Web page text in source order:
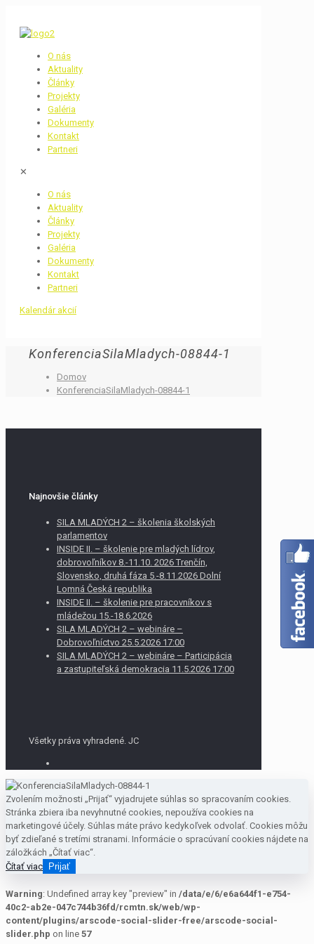
O nás
Aktuality
Články
Projekty
Galéria
Dokumenty
Kontakt
Partneri
✕
O nás
Aktuality
Články
Projekty
Galéria
Dokumenty
Kontakt
Partneri
Kalendár akcií
KonferenciaSilaMladych-08844-1
Domov
KonferenciaSilaMladych-08844-1
Najnovšie články
SILA MLADÝCH 2 – školenia školských
parlamentov
INSIDE II. – školenie pre mladých lídrov,
dobrovoľníkov 8.-11.10. 2026 Trenčín,
Slovensko, druhá fáza 5.-8.11.2026 Dolní
Lomná Česká republika
INSIDE II. – školenie pre pracovníkov s
mládežou 15.-18.6.2026
SILA MLADÝCH 2 – webináre –
Dobrovoľníctvo 25.5.2026 17:00
SILA MLADÝCH 2 – webináre – Participácia
a zastupiteľská demokracia 11.5.2026 17:00
Všetky práva vyhradené. JC
Zvolením možnosti „Prijať“ vyjadrujete súhlas so spracovaním cookies.
Stránka zbiera iba nevyhnutné cookies, nepoužíva cookies na
marketingové účely. Súhlas máte právo kedykoľvek odvolať. Cookies môžu
byť zdieľané s tretími stranami. Informácie o spracúvaní cookies nájdete na
záložkách „Čítať viac“.
Čítať viac Prijať
Warning: Undefined array key "preview" in /data/e/6/e6a644f1-e754-
40c2-ab2e-047c744b36fd/rcmtn.sk/web/wp-
content/plugins/arscode-social-slider-free/arscode-social-
slider.php on line 57